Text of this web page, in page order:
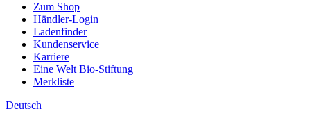
Zum Shop
Händler-Login
Ladenfinder
Kundenservice
Karriere
Eine Welt Bio-Stiftung
Merkliste
Deutsch